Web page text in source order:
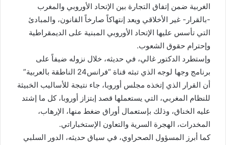
a
n
e
الغربية ضمن إتفاق التجارة بين الإتحاد الأوروبي والمغرب
-بالقرار- غير الأخلاقي ويعد إنتهاكاً صارخاً القانون، والمبادئ
التي تأسس عليها الإتحاد الأوروبي المبنية على الديمقراطية
وإحترام حقوق الشعوب.
وإستطرد الدكتور غالي، في حديثه، خلال نزوله ضيفاً على
برنامج وجها لوجه الذي تبثه قناة “فرانس24 الناطقة بالعربية”
أن القرار الذي إتخذه مجلس أوروبا، جاء نتيجة للأساليب الخبيثة
للنظام المغربي، التي يستعملها قصد إبتزاز أوروبا، كل ما إشتد
عليه الخناق، وذلك بإستعمال أوراق ضغط منها، الإرهاب،
المخدرات، الهجرة السرية والتعاون الإستخباراتي.
كما أبرز المسؤول الصحراوي، في سياق حديثه، الدور السلبي